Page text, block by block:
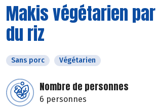
Makis végétarien
du riz
Sans porc Végétarien
Nombre de personnes
6 personnes